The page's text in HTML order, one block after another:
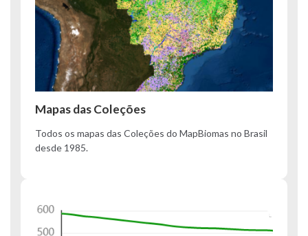
Mapas das Coleções
Todos os mapas das Coleções do MapBiomas no Brasil
desde 1985.